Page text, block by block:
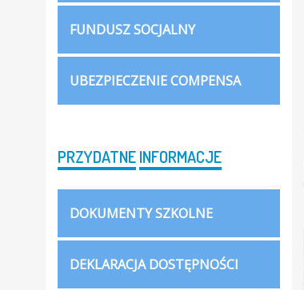
FUNDUSZ SOCJALNY
UBEZPIECZENIE COMPENSA
PRZYDATNEINFORMACJE
DOKUMENTY SZKOLNE
DEKLARACJA DOSTĘPNOŚCI